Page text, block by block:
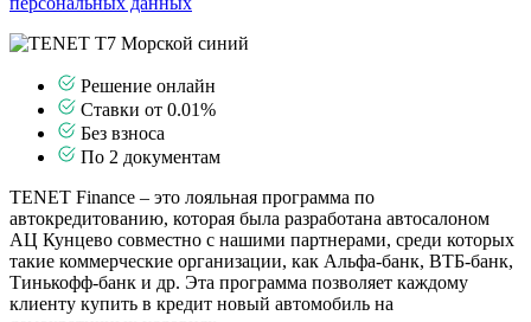
Решение онлайн
Ставки от 0.01%
Без взноса
По 2 документам
TENET Finance – это лояльная программа по
автокредитованию, которая была разработана автосалоном
АЦ Кунцево совместно с нашими партнерами, среди которых
такие коммерческие организации, как Альфа-банк, ВТБ-банк,
Тинькофф-банк и др. Эта программа позволяет каждому
клиенту купить в кредит новый автомобиль на